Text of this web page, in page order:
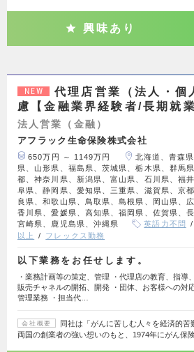
興味あり
NEW
代理店営業（法人・
慮【金融業界経験者/長期就
法人営業（金融）
アフラック生命保険株式会社
650万円 ～ 1149万円
北海道、青森
県、山形県、福島県、茨城県、栃木県、群馬
都、神奈川県、新潟県、富山県、石川県、福
阜県、静岡県、愛知県、三重県、滋賀県、京
良県、和歌山県、鳥取県、島根県、岡山県、
香川県、愛媛県、高知県、福岡県、佐賀県、
宮崎県、鹿児島県、沖縄県
英語力不問
以上
フレックス勤務
以下業務をお任せします。
・業務計画等の策定、管理 ・代理店の教育、指導
販売チャネルの開拓、開発 ・団体、お客様への対
管理業務 ・担当代…
会社概要
同社は「がんに苦しむ人々を経済的
両国の創業者の強い想いのもと、1974年にがん保